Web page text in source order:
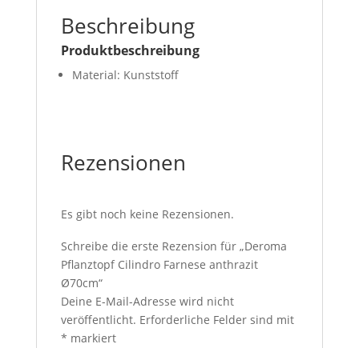
Beschreibung
Produktbeschreibung
Material: Kunststoff
Rezensionen
Es gibt noch keine Rezensionen.
Schreibe die erste Rezension für „Deroma
Pflanztopf Cilindro Farnese anthrazit
Ø70cm“
Deine E-Mail-Adresse wird nicht
veröffentlicht. Erforderliche Felder sind mit
* markiert